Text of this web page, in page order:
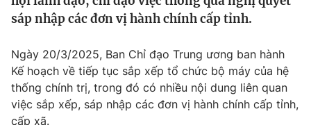
Tin tức
Câu chuyện quốc tế
Kinh tế
Tài chính
Thị trường
Góc doanh nghiệp
Dữ liệu và đời sống
Truyền hình
sáp nhập các đơn vị hành chính cấp tỉnh.
Ngày 20/3/2025, Ban Chỉ đạo Trung ương ban hành
Kế hoạch về tiếp tục sắp xếp tổ chức bộ máy của hệ
thống chính trị, trong đó có nhiều nội dung liên quan
việc sắp xếp, sáp nhập các đơn vị hành chính cấp tỉnh,
cấp xã.